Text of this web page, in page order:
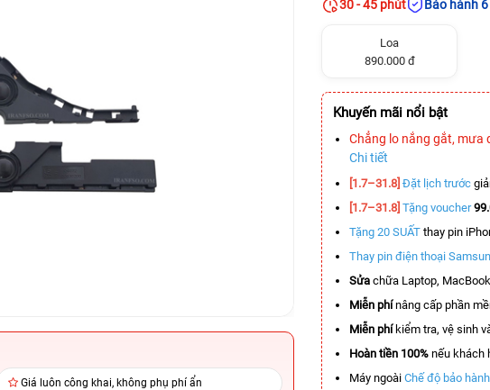
Giá luôn công khai, không phụ phí ẩn
30 - 45 phút Bảo hành
Loa
890.000 đ
Khuyến mãi nổi bật
Chẳng lo nắng gắt, mưa
Chi tiết
[1.7–31.8] Đặt lịch trước
[1.7–31.8] Tặng voucher
Tặng 20 SUẤT thay pin
Thay pin điện thoại
Sửa chữa Laptop,
Miễn phínâng cấp phần
Miễn phíkiểm tra, vệ sinh
Hoàn tiền 100% nếu khách
Máy ngoài Chế độ bảo hành